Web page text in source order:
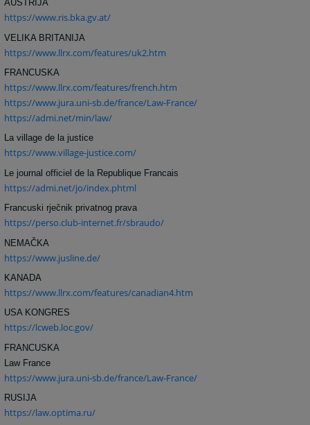
AUSTRIJA
https://www.ris.bka.gv.at/
VELIKA BRITANIJA
https://www.llrx.com/features/uk2.htm
FRANCUSKA
https://www.llrx.com/features/french.htm
https://www.jura.uni-sb.de/france/Law-France/
https://admi.net/min/law/
La village de la justice
https://www.village-justice.com/
Le journal officiel de la Republique Francais
https://admi.net/jo/index.phtml
Francuski rječnik privatnog prava
https://perso.club-internet.fr/sbraudo/
NEMAČKA
https://www.jusline.de/
KANADA
https://www.llrx.com/features/canadian4.htm
USA KONGRES
https://lcweb.loc.gov/
FRANCUSKA
Law France
https://www.jura.uni-sb.de/france/Law-France/
RUSIJA
https://law.optima.ru/